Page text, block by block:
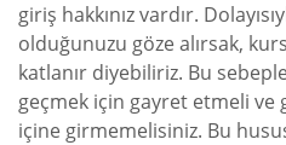
giriş hakkınız vardır.
olduğunuzu göze alırsak,
katlanır diyebiliriz. Bu
geçmek için gayret etmeli ve
içine girmemelisiniz. Bu